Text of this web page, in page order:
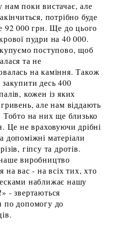
нам поки вистачає, але
потрібно буде
92 000 грн. Ще до цього
пудри на 40 000.
поступово, щоб
та не
на каміння. Також
закупити десь 400
кожен із яких
але нам віддають
Тобто на них ще близько
Це не враховуючи дрібні
допоміжні матеріали
гіпсу та дротів.
виробництво
на вас - на всіх тих, хто
наближає нашу
- звертаються
по допомогу до